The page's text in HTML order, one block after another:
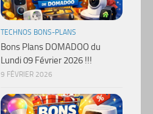
TECHNOS BONS-PLANS
Bons Plans DOMADOO du
Lundi 09 Février 2026 !!!
9 FÉVRIER 2026